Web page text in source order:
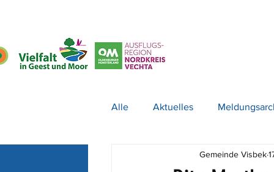
Alle Aktuelles
Gemeinde Visbek